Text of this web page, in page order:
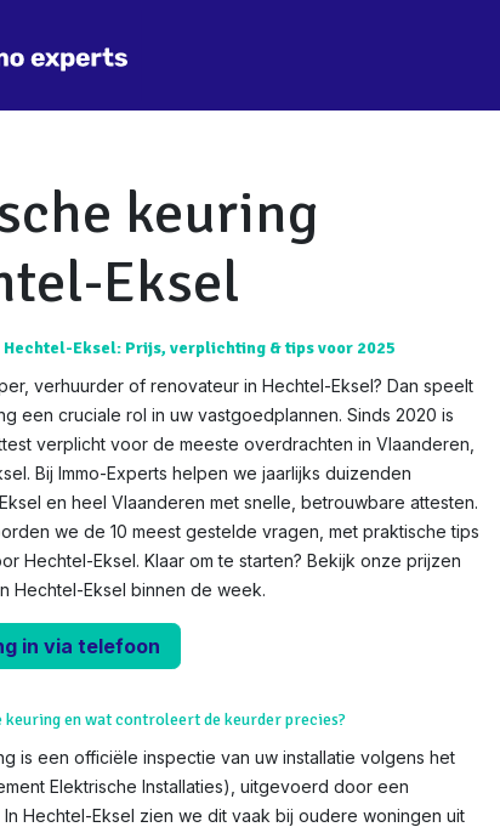
keuring
Eksel
Eksel: Prijs, verplichting & tips voor 2025
verhuurder of renovateur in Hechtel-Eksel? Dan speelt
een cruciale rol in uw vastgoedplannen. Sinds 2020 is
verplicht voor de meeste overdrachten in Vlaanderen,
Bij Immo-Experts helpen we jaarlijks duizenden
en heel Vlaanderen met snelle, betrouwbare attesten.
we de 10 meest gestelde vragen, met praktische tips
Hechtel-Eksel. Klaar om te starten? Bekijk onze prijzen
Hechtel-Eksel binnen de week.
in via telefoon
keuring en wat controleert de keurder precies?
is een officiële inspectie van uw installatie volgens het
Elektrische Installaties), uitgevoerd door een
Hechtel-Eksel zien we dit vaak bij oudere woningen uit